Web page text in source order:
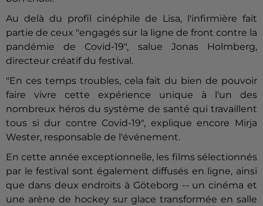
Au delà du profil cinéphile de Lisa, l'infirmière fait
partie de ceux "engagés sur la ligne de front contre la
pandémie de Covid-19", salue Jonas Holmberg,
directeur créatif du festival.
"En ces temps troubles, cela fait du bien de pouvoir
faire vivre cette expérience unique à l'un des
nombreux héros du système de santé qui travaillent
tous si dur contre Covid-19", explique encore Mirja
Wester, responsable de l'événement.
En cette année exceptionnelle, les films sélectionnés
par le festival sont également diffusés en ligne, ainsi
que dans deux endroits à Göteborg -- un cinéma et
une arène de hockey sur glace transformée en salle